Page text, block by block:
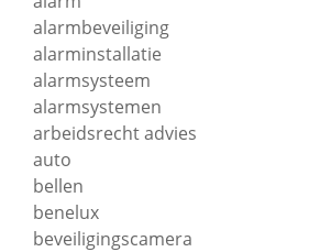
alarmbeveiliging
alarminstallatie
alarmsysteem
alarmsystemen
arbeidsrecht advies
auto
bellen
benelux
beveiligingscamera